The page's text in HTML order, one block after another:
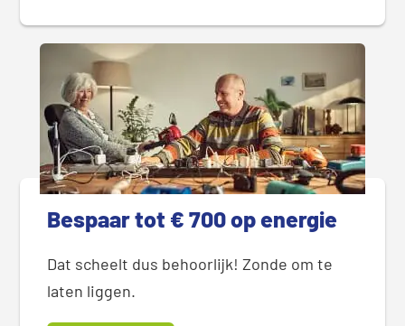
Bespaar tot € 700 op energie
Dat scheelt dus behoorlijk! Zonde om te
laten liggen.